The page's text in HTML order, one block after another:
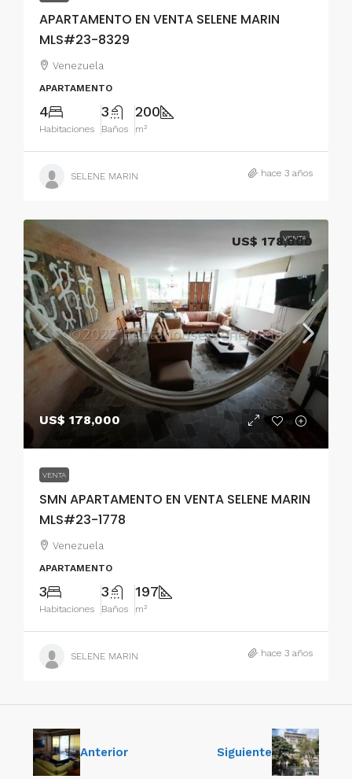
APARTAMENTO EN VENTA SELENE MARIN
MLS#23-8329
Venezuela
APARTAMENTO
4
Habitaciones
3
Baños
200
m²
SELENE MARIN hace 3 años
VENTA
US$ 178,000
VENTA
SMN APARTAMENTO EN VENTA SELENE MARIN
MLS#23-1778
US$ 178,000
Venezuela
APARTAMENTO
3
Habitaciones
3
Baños
197
m²
SELENE MARIN hace 3 años
Anterior Siguiente